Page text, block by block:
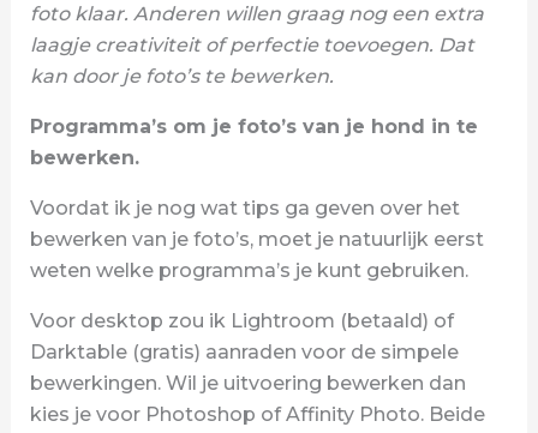
foto klaar. Anderen willen graag nog een extra
laagje creativiteit of perfectie toevoegen. Dat
kan door je foto’s te bewerken.
Programma’s om je foto’s van je hond in te
bewerken.
Voordat ik je nog wat tips ga geven over het
bewerken van je foto’s, moet je natuurlijk eerst
weten welke programma’s je kunt gebruiken.
Voor desktop zou ik Lightroom (betaald) of
Darktable (gratis) aanraden voor de simpele
bewerkingen. Wil je uitvoering bewerken dan
kies je voor Photoshop of Affinity Photo. Beide